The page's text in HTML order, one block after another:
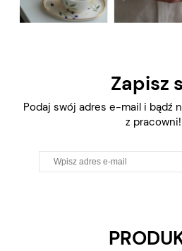
Zapisz
Podaj swój adres e-mail i bądź
z